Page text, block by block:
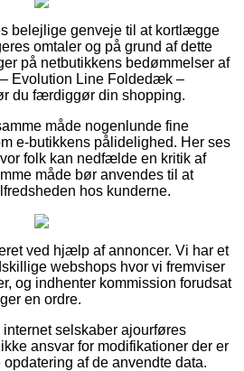
belejlige genveje til at kortlægge
omtaler og på grund af dette
på netbutikkens bedømmelser af
Evolution Line Foldedæk –
du færdiggør din shopping.
måde nogenlunde fine
e-butikkens pålidelighed. Her ses
folk kan nedfælde en kritik af
måde bør anvendes til at
hos kunderne.
ved hjælp af annoncer. Vi har et
webshops hvor vi fremviser
og indhenter kommission forudsat
en ordre.
selskaber ajourføres
ansvar for modifikationer der er
af de anvendte data.